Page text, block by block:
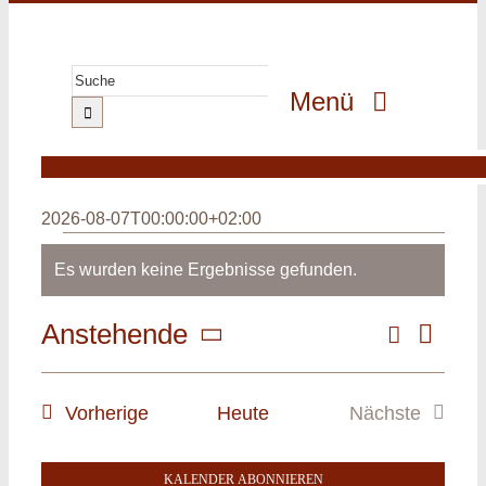
springen
Suche
nach:
Menü
GeoGenuss
MultiMedia
2026-08-07T00:00:00+02:00
Veranstaltungen
Hinweis
Es wurden keine Ergebnisse gefunden.
und
Suche
Liste
Anstehende
Datum
VorherigeVeranstaltungen
Heute
Nächste
KALENDER ABONNIEREN